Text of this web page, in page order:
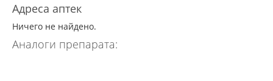
Адреса аптек
Ничего не найдено.
Аналоги препарата: